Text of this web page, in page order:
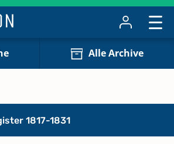
Alle Archive
1817-1831